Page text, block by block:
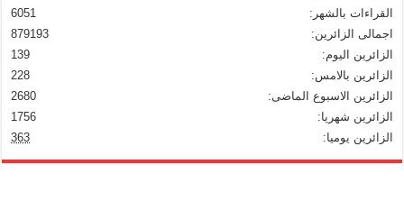
6051
القراءات بالشهر:
879193
اجمالى الزائرين:
139
الزائرين اليوم:
228
الزائرين بالامس:
2680
الزائرين الاسبوع الماضى:
1756
الزائرين شهريا:
363
الزائرين يوميا: